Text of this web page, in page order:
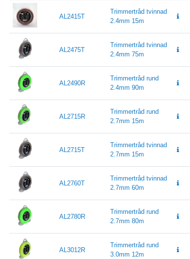
AL2415T
Trimmertråd tvinnad
2.4mm 15m
AL2475T
Trimmertråd tvinnad
2.4mm 75m
AL2490R
Trimmertråd rund
2.4mm 90m
AL2715R
Trimmertråd rund
2.7mm 15m
AL2715T
Trimmertråd tvinnad
2.7mm 15m
AL2760T
Trimmertråd tvinnad
2.7mm 60m
AL2780R
Trimmertråd rund
2.7mm 80m
AL3012R
Trimmertråd rund
3.0mm 12m